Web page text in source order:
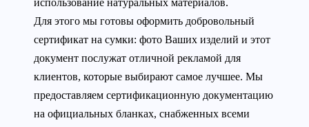
использование натуральных материалов.
Для этого мы готовы оформить добровольный
сертификат на сумки: фото Ваших изделий и этот
документ послужат отличной рекламой для
клиентов, которые выбирают самое лучшее. Мы
предоставляем сертификационную документацию
на официальных бланках, снабженных всеми